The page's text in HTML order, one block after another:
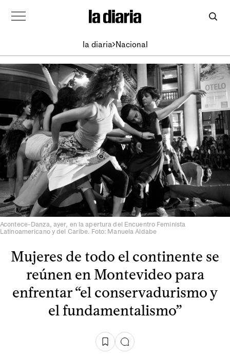
la diaria Nacional
Acontece-Danza, ayer, en la apertura del Encuentro Feminista
Latinoamericano y del Caribe. Foto: Manuela Aldabe
Mujeres de todo el continente se
reúnen en Montevideo para
enfrentar “el conservadurismo y
el fundamentalismo”